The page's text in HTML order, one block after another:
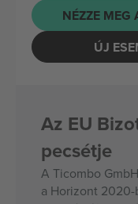
NÉZZE MEG
ÚJ
Az EU
pecsétje
A Ticombo
a Horizont 2020-